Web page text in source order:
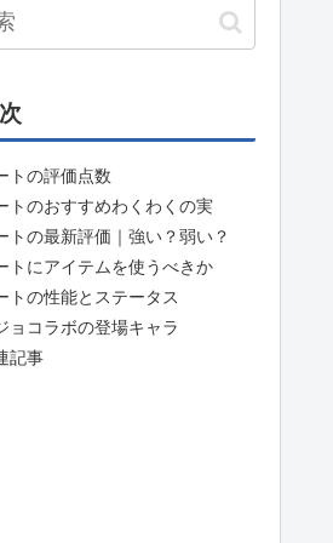
トの評価点数
トのおすすめわくわくの実
トの最新評価｜強い？弱い？
トにアイテムを使うべきか
トの性能とステータス
ョコラボの登場キャラ
記事